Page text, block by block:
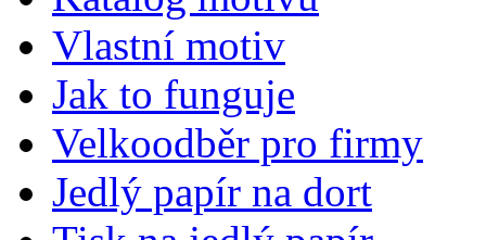
Vlastní motiv
Jak to funguje
Velkoodběr pro firmy
Jedlý papír na dort